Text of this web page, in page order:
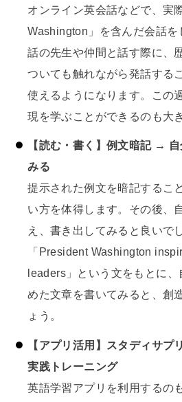
オンライン英会話などで、実
Washington」を含んだ会話を
話の先生や仲間と話す際に、
ついても触れながら発話する
使えるようになります。この
現を学ぶことができるのも大
【読む・書く】例文暗記 →
みる
提示された例文を暗記するこ
い方を体得します。その後、
え、書き出してみると良いで
「President Washington
leaders」という文をもとに
めた文章を書いてみると、創
ょう。
【アプリ活用】スタディサプ
実践トレーニング
英語学習アプリを利用するの